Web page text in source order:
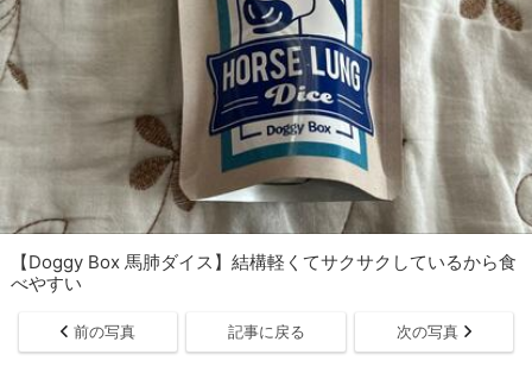
【Doggy Box 馬肺ダイス】結構軽くてサクサクしているから食
べやすい
前の写真 記事に戻る 次の写真